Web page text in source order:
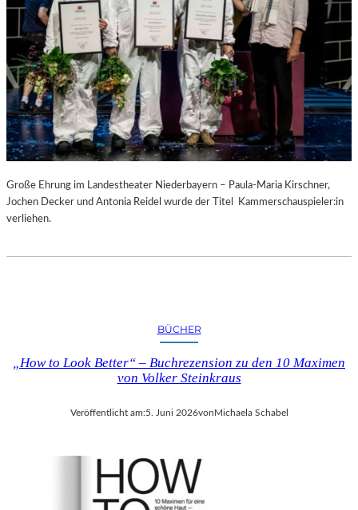
Große Ehrung im Landestheater Niederbayern – Paula-Maria Kirschner,
Jochen Decker und Antonia Reidel wurde der Titel Kammerschauspieler:in
verliehen.
BÜCHER
„How to Look Better“ – Buchrezension zu den 10 Maximen
von Volker Steinkraus
Veröffentlicht am:5. Juni 2026vonMichaela Schabel